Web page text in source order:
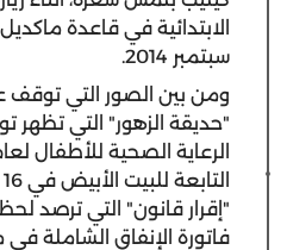
سبتمبر 2014.
ومن بين الصور التي
"حديقة الزهور" التي تظهر
"إقرار قانون" التي ترصد
فاتورة الإنفاق الشاملة